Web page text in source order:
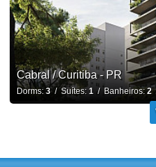
Cabral / Curitiba - PR
Dorms: 3/ Suítes: 1 / Banheiros:2/